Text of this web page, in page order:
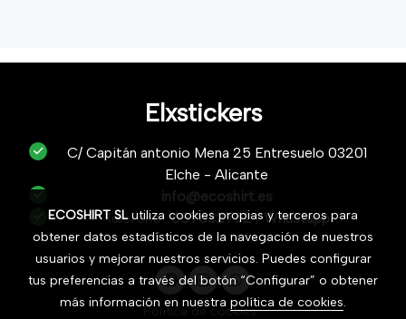
Elxstickers
C/ Capitán antonio Mena 25 Entresuelo 03201
Elche - Alicante
info@ecoshirt.es
Teléfono :687632752/Whastapp
Política de cookies
ECOSHIRT SLutiliza cookies propias y terceros para
obtener datos estadísticos de la navegación de nuestros
usuarios y mejorar nuestros servicios. Puedes configurar
tus preferencias a través del botón “Configurar” o obtener
más información en nuestra política de cookies.